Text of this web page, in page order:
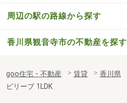
周辺の駅の路線から探す
香川県観音寺市の不動産を探す
goo住宅・不動産 賃貸 香川県
ビリーブ 1LDK